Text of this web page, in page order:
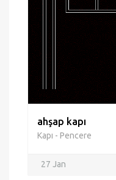
ahşap kapı
Kapı - Pencere
27 Jan